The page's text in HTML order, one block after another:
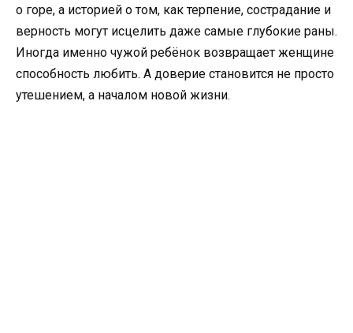
о горе, а историей о том, как терпение, сострадание и
верность могут исцелить даже самые глубокие раны.
Иногда именно чужой ребёнок возвращает женщине
способность любить. А доверие становится не просто
утешением, а началом новой жизни.